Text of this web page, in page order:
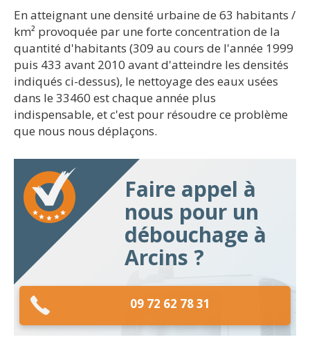
En atteignant une densité urbaine de 63 habitants /
km² provoquée par une forte concentration de la
quantité d'habitants (309 au cours de l'année 1999
puis 433 avant 2010 avant d'atteindre les densités
indiqués ci-dessus), le nettoyage des eaux usées
dans le 33460 est chaque année plus
indispensable, et c'est pour résoudre ce problème
que nous nous déplaçons.
Faire appel à
nous pour un
débouchage à
Arcins ?
09 72 62 78 31